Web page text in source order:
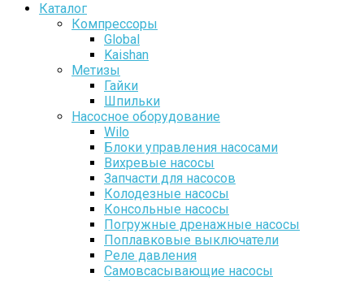
Каталог
Компрессоры
Global
Kaishan
Метизы
Гайки
Шпильки
Насосное оборудование
Wilo
Блоки управления насосами
Вихревые насосы
Запчасти для насосов
Колодезные насосы
Консольные насосы
Погружные дренажные насосы
Поплавковые выключатели
Реле давления
Самовсасывающие насосы